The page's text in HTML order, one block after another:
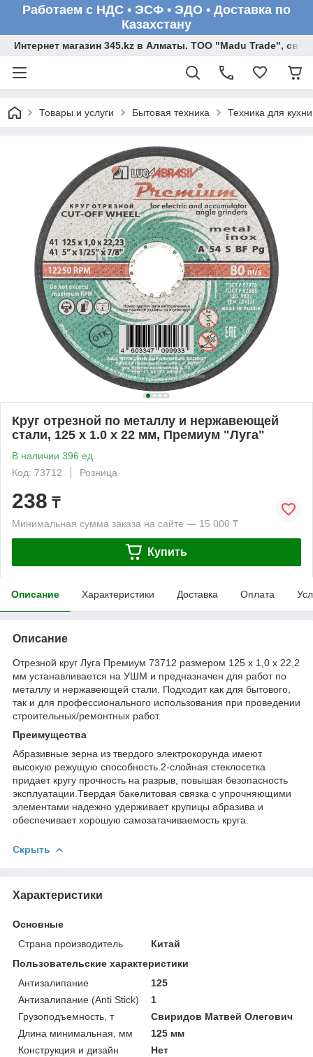
Работаем с НДС • ЭСФ • ЭДО • Доставка по
Казахстану
Интернет магазин 345.kz в Алматы. ТОО "Madu Trade",
Товары и услуги Бытовая техника Техника для кухни
Круг отрезной по металлу и нержавеющей
стали, 125 х 1.0 х 22 мм, Премиум "Луга"
В наличии 396 ед.
Код: 73712
Розница
238 ₸
Минимальная сумма заказа на сайте — 15 000 ₸
Купить
Описание Характеристики Доставка Оплата
Описание
Отрезной круг Луга Премиум 73712 размером 125 х 1,0 х 22,2
мм устанавливается на УШМ и предназначен для работ по
металлу и нержавеющей стали. Подходит как для бытового,
так и для профессионального использования при проведении
строительных/ремонтных работ.
Преимущества
Абразивные зерна из твердого электрокорунда имеют
высокую режущую способность.2-слойная стеклосетка
придает кругу прочность на разрыв, повышая безопасность
эксплуатации.Твердая бакелитовая связка с упрочняющими
элементами надежно удерживает крупицы абразива и
обеспечивает хорошую самозатачиваемость круга.
Скрыть
Характеристики
Основные
Страна производитель
Китай
Пользовательские характеристики
Антизалипание
125
Антизалипание (Anti Stick)
1
Грузоподъемность, т
Свиридов Матвей Олегович
Длина минимальная, мм
125 мм
Конструкция и дизайн
Нет